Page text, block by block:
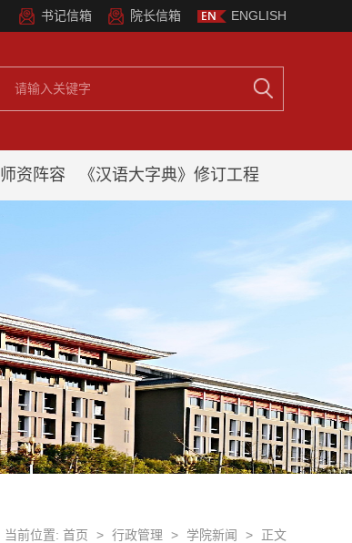
ENGLISH
院长信箱
书记信箱
师资阵容 《汉语大字典》修订工程
当前位置: 首页 > 行政管理 > 学院新闻 > 正文